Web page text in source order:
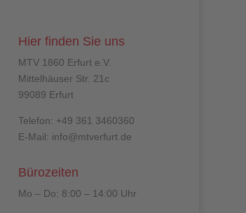
Hier finden Sie uns
MTV 1860 Erfurt e.V.
Mittelhäuser Str. 21c
99089 Erfurt
Telefon: +49 361 3460360
E-Mail: info@mtverfurt.de
Bürozeiten
Mo – Do: 8:00 – 14:00 Uhr